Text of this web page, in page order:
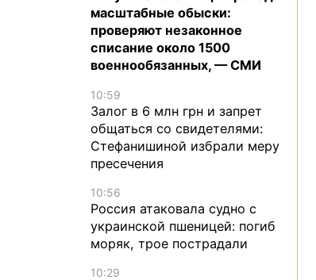
масштабные обыски:
проверяют незаконное
списание около 1500
военнообязанных, — СМИ
10:59
Залог в 6 млн грн и запрет
общаться со свидетелями:
Стефанишиной избрали меру
пресечения
10:56
Россия атаковала судно с
украинской пшеницей: погиб
моряк, трое пострадали
10:29